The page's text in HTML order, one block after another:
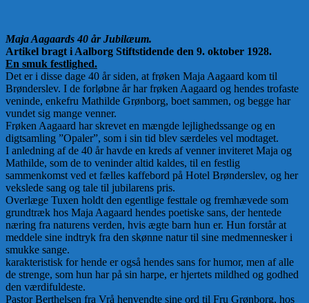
Maja Aagaards 40 år Jubilæum.
Artikel bragt i Aalborg Stiftstidende den 9. oktober 1928.
En smuk festlighed.
Det er i disse dage 40 år siden, at frøken Maja Aagaard kom til
Brønderslev. I de forløbne år har frøken Aagaard og hendes trofaste
veninde, enkefru Mathilde Grønborg, boet sammen, og begge har
vundet sig mange venner.
Frøken Aagaard har skrevet en mængde lejlighedssange og en
digtsamling ”Opaler”, som i sin tid blev særdeles vel modtaget.
I anledning af de 40 år havde en kreds af venner inviteret Maja og
Mathilde, som de to veninder altid kaldes, til en festlig
sammenkomst ved et fælles kaffebord på Hotel Brønderslev, og her
vekslede sang og tale til jubilarens pris.
Overlæge Tuxen holdt den egentlige festtale og fremhævede som
grundtræk hos Maja Aagaard hendes poetiske sans, der hentede
næring fra naturens verden, hvis ægte barn hun er. Hun forstår at
meddele sine indtryk fra den skønne natur til sine medmennesker i
smukke sange.
karakteristisk for hende er også hendes sans for humor, men af alle
de strenge, som hun har på sin harpe, er hjertets mildhed og godhed
den værdifuldeste.
Pastor Berthelsen fra Vrå henvendte sine ord til Fru Grønborg, hos